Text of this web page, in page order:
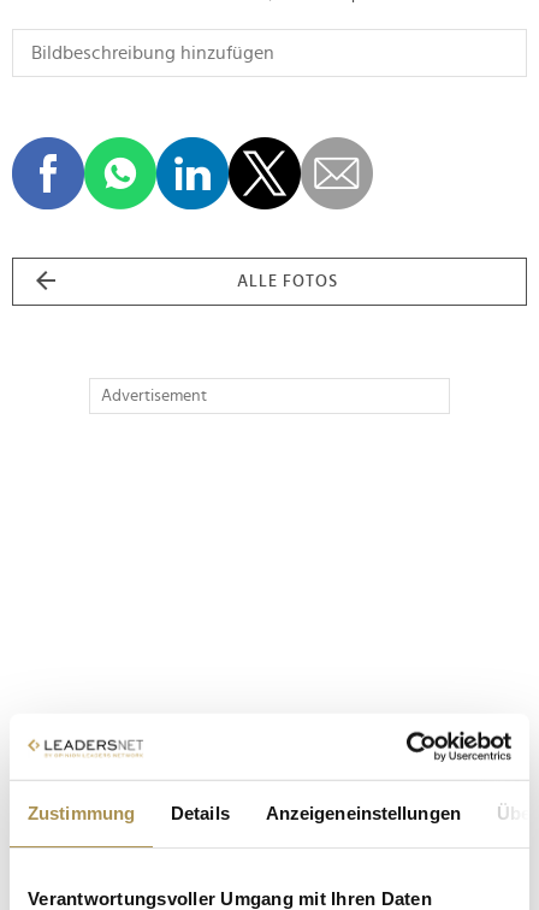
Zustimmung Details Anzeigeneinstellungen
Verantwortungsvoller Umgang mit Ihren Daten
ALLE FOTOS
Advertisement